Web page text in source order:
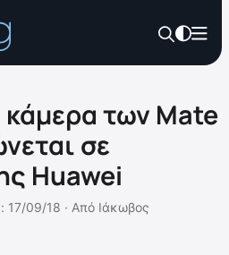
των Mate
σε
Huawei
17/09/18 · Από Ιάκωβος